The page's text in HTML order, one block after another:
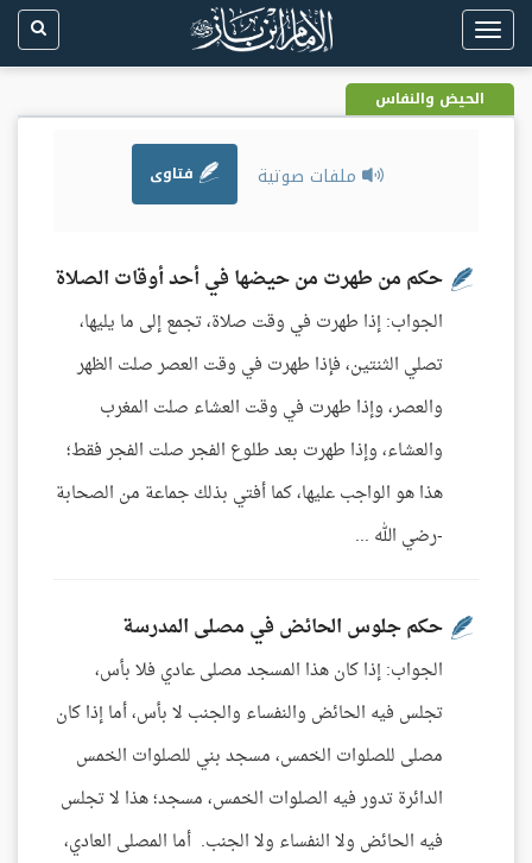
Toggle
navigation
الحيض والنفاس
ملفات صوتية فتاوى
حكم من طهرت من حيضها في أحد أوقات الصلاة
الجواب: إذا طهرت في وقت صلاة، تجمع إلى ما يليها،
تصلي الثنتين، فإذا طهرت في وقت العصر صلت الظهر
والعصر، وإذا طهرت في وقت العشاء صلت المغرب
والعشاء، وإذا طهرت بعد طلوع الفجر صلت الفجر فقط؛
هذا هو الواجب عليها، كما أفتي بذلك جماعة من الصحابة
-رضي الله ...
حكم جلوس الحائض في مصلى المدرسة
الجواب: إذا كان هذا المسجد مصلى عادي فلا بأس،
تجلس فيه الحائض والنفساء والجنب لا بأس، أما إذا كان
مصلى للصلوات الخمس، مسجد بني للصلوات الخمس
الدائرة تدور فيه الصلوات الخمس، مسجد؛ هذا لا تجلس
فيه الحائض ولا النفساء ولا الجنب. أما المصلى العادي،